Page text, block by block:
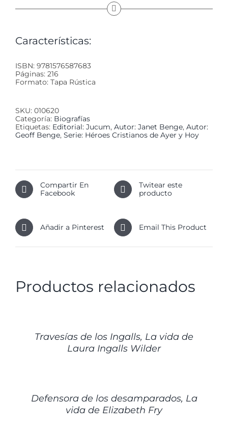
Características:
ISBN: 9781576587683
Páginas: 216
Formato: Tapa Rústica
SKU: 010620
Categoría: Biografías
Etiquetas: Editorial: Jucum, Autor: Janet Benge, Autor:
Geoff Benge, Serie: Héroes Cristianos de Ayer y Hoy
Compartir En
Facebook
Twitear este
producto
Añadir a Pinterest Email This Product
Productos relacionados
Travesías de los Ingalls, La vida de
Laura Ingalls Wilder
Defensora de los desamparados, La
vida de Elizabeth Fry